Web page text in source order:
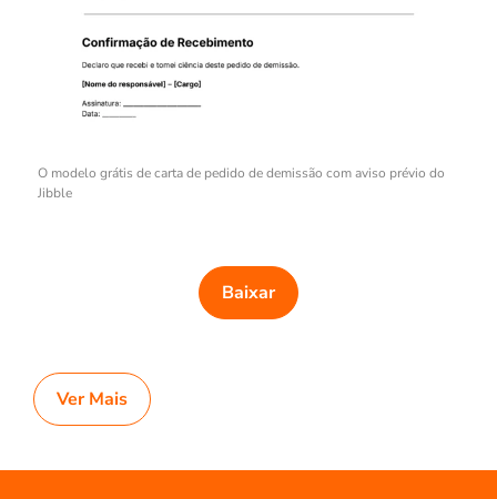
O modelo grátis de carta de pedido de demissão com aviso prévio do
Jibble
Baixar
Ver Mais